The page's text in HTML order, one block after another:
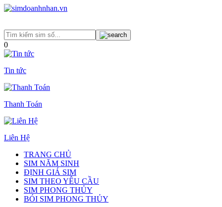
0
Tin tức
Thanh Toán
Liên Hệ
TRANG CHỦ
SIM NĂM SINH
ĐỊNH GIÁ SIM
SIM THEO YÊU CẦU
SIM PHONG THỦY
BÓI SIM PHONG THỦY